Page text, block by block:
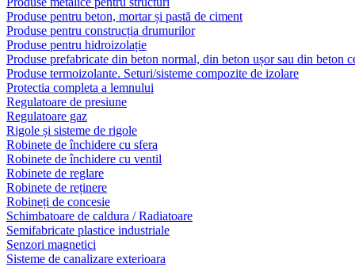
Produse pentru beton, mortar și pastă de ciment
Produse pentru construcția drumurilor
Produse pentru hidroizolație
Produse prefabricate din beton normal, din beton ușor sau din beton
Produse termoizolante. Seturi/sisteme compozite de izolare
Protectia completa a lemnului
Regulatoare de presiune
Regulatoare gaz
Rigole și sisteme de rigole
Robinete de închidere cu sfera
Robinete de închidere cu ventil
Robinete de reglare
Robinete de reținere
Robineți de concesie
Schimbatoare de caldura / Radiatoare
Semifabricate plastice industriale
Senzori magnetici
Sisteme de canalizare exterioara